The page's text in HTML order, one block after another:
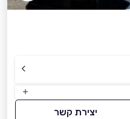
יצירת קשר